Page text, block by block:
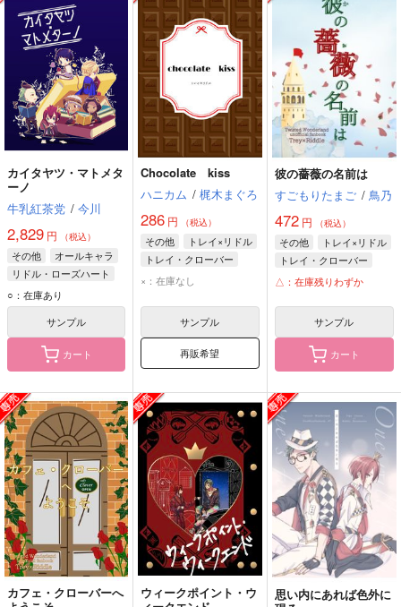
カイタヤツ・マトメタ
ーノ
牛乳紅茶党 / 今川
2,829 円 （税込）
その他
オールキャラ
リドル・ローズハート
ヴィル・シェーンハイト
デュース・スペード
○：在庫あり
サンプル
カート
Chocolate kiss
ハニカム / 梶木まぐろ
286 円 （税込）
その他
トレイ×リドル
トレイ・クローバー
リドル・ローズハート
×：在庫なし
サンプル
再販希望
彼の薔薇の名前は
すごもりたまご / 鳥乃
472円 （税込）
その他
トレイ×リドル
トレイ・クローバー
リドル・ローズハート
△：在庫残りわずか
サンプル
カート
カフェ・クローバーへ
ウィークポイント・ウ
思い内にあれば色外に